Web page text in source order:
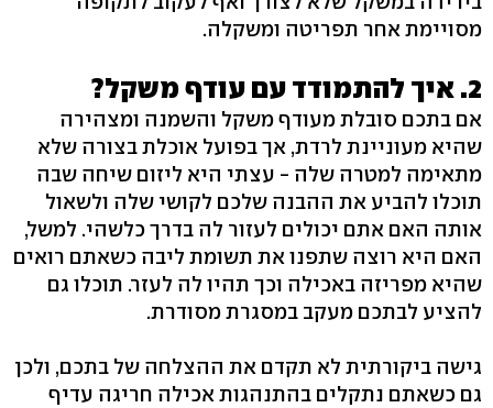
מסויימת אחר תפריטה ומשקלה.
2. איך להתמודד עם עודף משקל?
אם בתכם סובלת מעודף משקל והשמנה ומצהירה
שהיא מעוניינת לרדת, אך בפועל אוכלת בצורה שלא
מתאימה למטרה שלה - עצתי היא ליזום שיחה שבה
תוכלו להביע את ההבנה שלכם לקושי שלה ולשאול
אותה האם אתם יכולים לעזור לה בדרך כלשהי. למשל,
האם היא רוצה שתפנו את תשומת ליבה כשאתם רואים
שהיא מפריזה באכילה וכך תהיו לה לעזר. תוכלו גם
להציע לבתכם מעקב במסגרת מסודרת.
גישה ביקורתית לא תקדם את ההצלחה של בתכם, ולכן
גם כשאתם נתקלים בהתנהגות אכילה חריגה עדיף